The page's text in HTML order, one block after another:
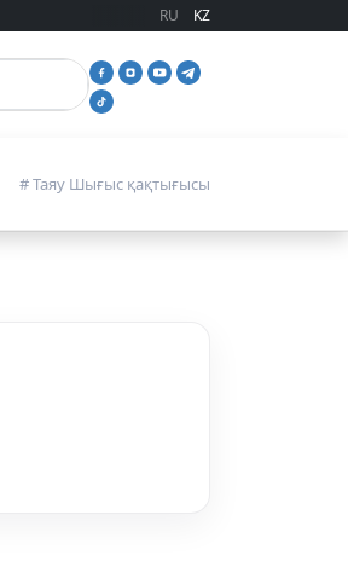
RU KZ
# Таяу Шығыс қақтығысы